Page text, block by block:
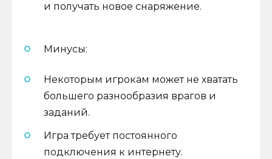
и получать новое снаряжение.
Минусы:
Некоторым игрокам может не хватать
большего разнообразия врагов и
заданий.
Игра требует постоянного
подключения к интернету.